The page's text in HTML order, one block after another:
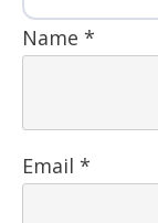
Name *
Email *